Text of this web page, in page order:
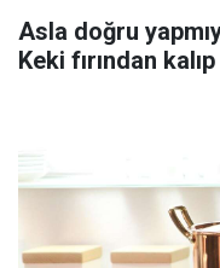
Asla doğru
Keki fırından